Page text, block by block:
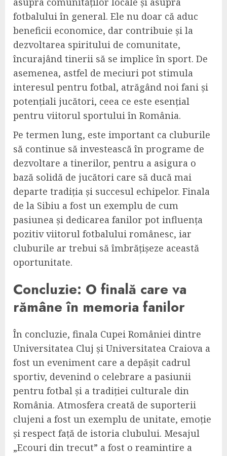
fotbalului în general. Ele nu doar că aduc
beneficii economice, dar contribuie și la
dezvoltarea spiritului de comunitate,
încurajând tinerii să se implice în sport. De
asemenea, astfel de meciuri pot stimula
interesul pentru fotbal, atrăgând noi fani și
potențiali jucători, ceea ce este esențial
pentru viitorul sportului în România.
Pe termen lung, este important ca cluburile
să continue să investească în programe de
dezvoltare a tinerilor, pentru a asigura o
bază solidă de jucători care să ducă mai
departe tradiția și succesul echipelor. Finala
de la Sibiu a fost un exemplu de cum
pasiunea și dedicarea fanilor pot influența
pozitiv viitorul fotbalului românesc, iar
cluburile ar trebui să îmbrățișeze această
oportunitate.
Concluzie: O finală care va
rămâne în memoria fanilor
În concluzie, finala Cupei României dintre
Universitatea Cluj și Universitatea Craiova a
fost un eveniment care a depășit cadrul
sportiv, devenind o celebrare a pasiunii
pentru fotbal și a tradiției culturale din
România. Atmosfera creată de suporterii
clujeni a fost un exemplu de unitate, emoție
și respect față de istoria clubului. Mesajul
„Ecouri din trecut” a fost o reamintire a